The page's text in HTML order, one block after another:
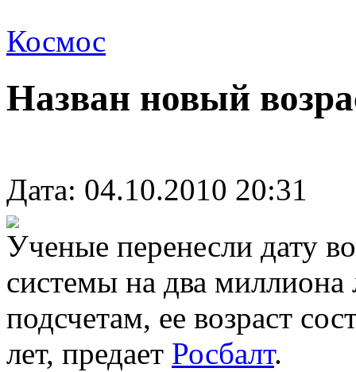
Космос
Назван новый
Дата: 04.10.2010 20:31
Ученые перенесли дату
системы на два
подсчетам, ее возраст
лет, предает Росбалт.